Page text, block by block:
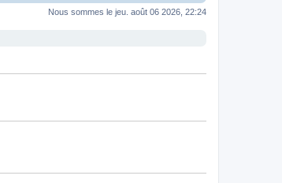
Nous sommes le jeu. août 06 2026, 22:24